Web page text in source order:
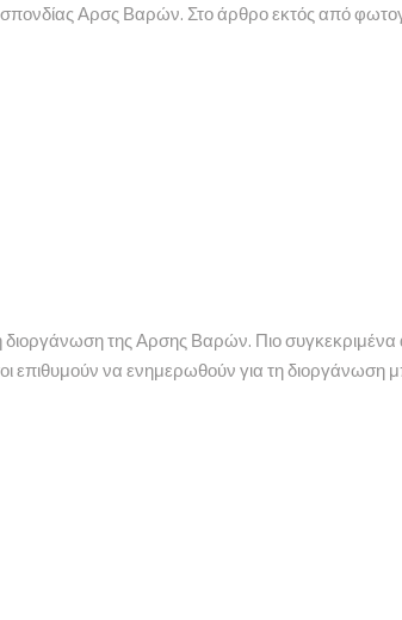
Αρσς Βαρών. Στο άρθρο εκτός από
της Αρσης Βαρών. Πιο συγκεκριμένα
να ενημερωθούν για τη διοργάνωση